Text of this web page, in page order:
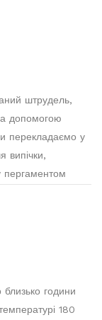
штрудель,
допомогою
перекладаємо у
випічки,
пергаментом
близько години
180